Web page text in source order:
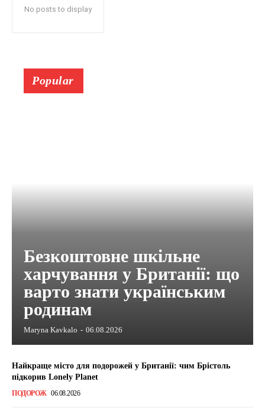
No posts to display
Popular
Безкоштовне шкільне
харчування у Британії: що
варто знати українським
родинам
Maryna Kavkalo - 06.08.2026
Найкраще місто для подорожей у Британії: чим Брістоль
підкорив Lonely Planet
ПОДОРОЖ 06.08.2026